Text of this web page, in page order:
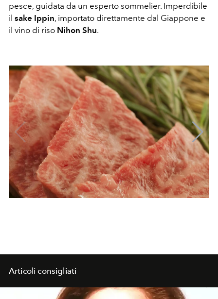
pesce, guidata da un esperto sommelier. Imperdibile
il sake Ippin, importato direttamente dal Giappone e
il vino di riso Nihon Shu.
Articoli consigliati